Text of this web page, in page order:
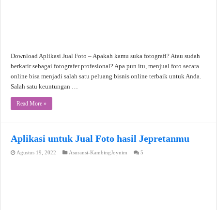
Download Aplikasi Jual Foto – Apakah kamu suka fotografi? Atau sudah
berkarir sebagai fotografer profesional? Apa pun itu, menjual foto secara
online bisa menjadi salah satu peluang bisnis online terbaik untuk Anda.
Salah satu keuntungan …
Read More »
Aplikasi untuk Jual Foto hasil Jepretanmu
Agustus 19, 2022 Asuransi-KambingJoynim 5